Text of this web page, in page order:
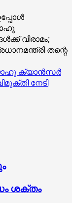
വിരാമം;
തന്റെ
ക്യാൻസർ
നേടി
ശക്തം